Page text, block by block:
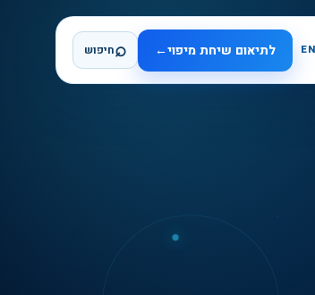
לתיאום שיחת מיפוי←
⌕חיפוש